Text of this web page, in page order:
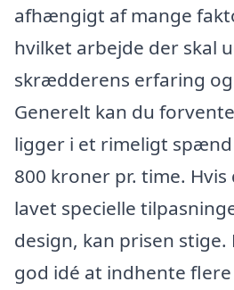
afhængigt af mange
hvilket arbejde der skal
skrædderens erfaring
Generelt kan du
ligger i et rimeligt spænd
800 kroner pr. time. Hvis
lavet specielle
design, kan prisen
god idé at indhente